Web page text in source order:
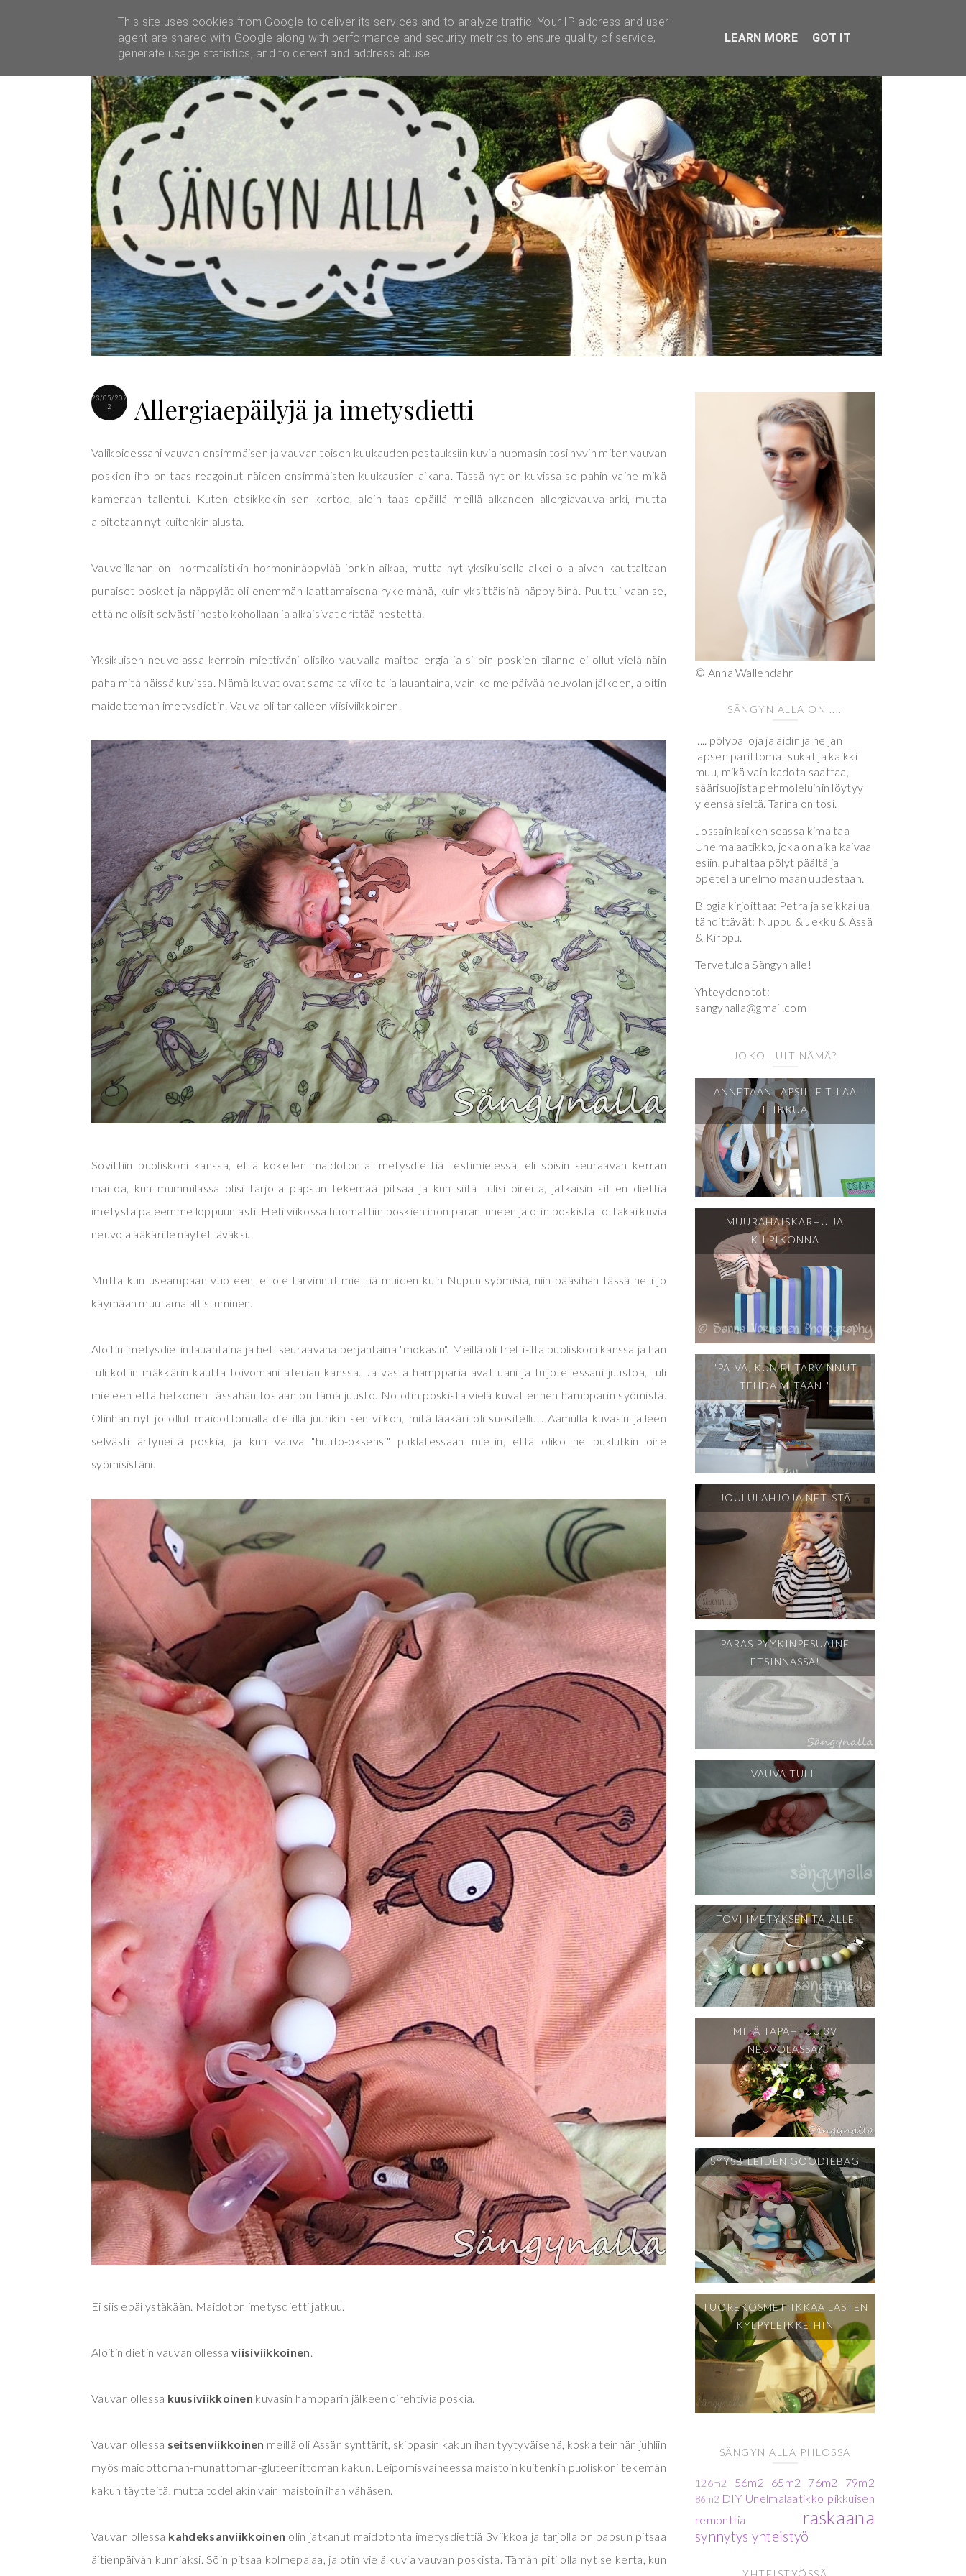
YHTEISTYÖT UNELMALAATIKKO
23/05/202
2
Allergiaepäilyjä ja imetysdietti
Valikoidessani vauvan ensimmäisen ja vauvan toisen kuukauden postauksiin kuvia huomasin tosi hyvin miten vauvan
poskien iho on taas reagoinut näiden ensimmäisten kuukausien aikana. Tässä nyt on kuvissa se pahin vaihe mikä
kameraan tallentui. Kuten otsikkokin sen kertoo, aloin taas epäillä meillä alkaneen allergiavauva-arki, mutta
aloitetaan nyt kuitenkin alusta.
Vauvoillahan on normaalistikin hormoninäppylää jonkin aikaa, mutta nyt yksikuisella alkoi olla aivan kauttaltaan
punaiset posket ja näppylät oli enemmän laattamaisena rykelmänä, kuin yksittäisinä näppylöinä. Puuttui vaan se,
että ne olisit selvästi ihosto kohollaan ja alkaisivat erittää nestettä.
Yksikuisen neuvolassa kerroin miettiväni olisiko vauvalla maitoallergia ja silloin poskien tilanne ei ollut vielä näin
paha mitä näissä kuvissa. Nämä kuvat ovat samalta viikolta ja lauantaina, vain kolme päivää neuvolan jälkeen, aloitin
maidottoman imetysdietin. Vauva oli tarkalleen viisiviikkoinen.
Sovittiin puoliskoni kanssa, että kokeilen maidotonta imetysdiettiä testimielessä, eli söisin seuraavan kerran
maitoa, kun mummilassa olisi tarjolla papsun tekemää pitsaa ja kun siitä tulisi oireita, jatkaisin sitten diettiä
imetystaipaleemme loppuun asti. Heti viikossa huomattiin poskien ihon parantuneen ja otin poskista tottakai kuvia
neuvolalääkärille näytettäväksi.
Mutta kun useampaan vuoteen, ei ole tarvinnut miettiä muiden kuin Nupun syömisiä, niin pääsihän tässä heti jo
käymään muutama altistuminen.
Aloitin imetysdietin lauantaina ja heti seuraavana perjantaina "mokasin". Meillä oli treffi-ilta puoliskoni kanssa ja hän
tuli kotiin mäkkärin kautta toivomani aterian kanssa. Ja vasta hampparia avattuani ja tuijotellessani juustoa, tuli
mieleen että hetkonen tässähän tosiaan on tämä juusto. No otin poskista vielä kuvat ennen hampparin syömistä.
Olinhan nyt jo ollut maidottomalla dietillä juurikin sen viikon, mitä lääkäri oli suositellut. Aamulla kuvasin jälleen
selvästi ärtyneitä poskia, ja kun vauva "huuto-oksensi" puklatessaan mietin, että oliko ne puklutkin oire
syömisistäni.
Ei siis epäilystäkään. Maidoton imetysdietti jatkuu.
Aloitin dietin vauvan ollessa viisiviikkoinen.
Vauvan ollessa kuusiviikkoinen kuvasin hampparin jälkeen oirehtivia poskia.
Vauvan ollessa seitsenviikkoinen meillä oli Ässän synttärit, skippasin kakun ihan tyytyväisenä, koska teinhän juhliin
myös maidottoman-munattoman-gluteenittoman kakun. Leipomisvaiheessa maistoin kuitenkin puoliskoni tekemän
kakun täytteitä, mutta todellakin vain maistoin ihan vähäsen.
Vauvan ollessa kahdeksanviikkoinen olin jatkanut maidotonta imetysdiettiä 3viikkoa ja tarjolla on papsun pitsaa
äitienpäivän kunniaksi. Söin pitsaa kolmepalaa, ja otin vielä kuvia vauvan poskista. Tämän piti olla nyt se kerta, kun
© Anna Wallendahr
SÄNGYN ALLA ON.....
.... pölypalloja ja äidin ja neljän
lapsen parittomat sukat ja kaikki
muu, mikä vain kadota saattaa,
säärisuojista pehmoleluihin löytyy
yleensä sieltä. Tarina on tosi.
Jossain kaiken seassa kimaltaa
Unelmalaatikko, joka on aika kaivaa
esiin, puhaltaa pölyt päältä ja
opetella unelmoimaan uudestaan.
Blogia kirjoittaa: Petra ja seikkailua
tähdittävät: Nuppu & Jekku & Ässä
& Kirppu.
Tervetuloa Sängyn alle!
Yhteydenotot:
sangynalla@gmail.com
JOKO LUIT NÄMÄ?
ANNETAAN LAPSILLE TILAA
LIIKKUA
MUURAHAISKARHU JA
KILPIKONNA
"PÄIVÄ, KUN EI TARVINNUT
TEHDÄ MITÄÄN!"
JOULULAHJOJA NETISTÄ
PARAS PYYKINPESUAINE
ETSINNÄSSÄ!
VAUVA TULI!
TOVI IMETYKSEN TAIALLE
MITÄ TAPAHTUU 3V
NEUVOLASSA?
SYYSBILEIDEN GOODIEBAG
TUOREKOSMETIIKKAA LASTEN
KYLPYLEIKKEIHIN
SÄNGYN ALLA PIILOSSA
126m2 56m2 65m2 76m2 79m2
86m2 DIY Unelmalaatikko pikkuisen
remonttia
raskaana
synnytys yhteistyö
This site uses cookies from Google to deliver its services and to analyze traffic. Your IP address and user-
agent are shared with Google along with performance and security metrics to ensure quality of service,
generate usage statistics, and to detect and address abuse.
LEARN MORE GOT IT